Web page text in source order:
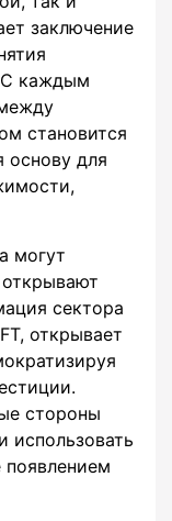
заключение
С каждым
становится
основу для
могут
сектора
открывает
стороны
использовать